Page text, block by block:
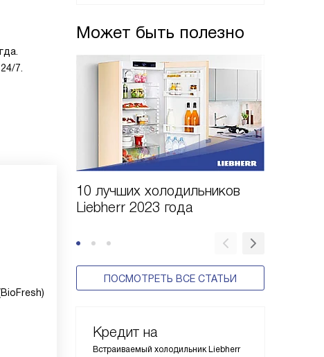
Может быть полезно
10 лучших холодильников
Liebherr 2023 года
ПОСМОТРЕТЬ ВСЕ СТАТЬИ
Кредит на
Встраиваемый холодильник Liebherr
7.